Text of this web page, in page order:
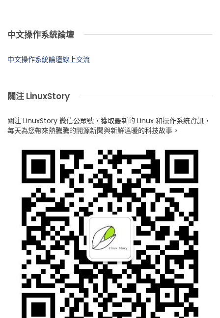
中文操作系統論壇
中文操作系統論壇線上交流
關注 LinuxStory
關注 LinuxStory 微信公眾號，獲取最新的 Linux 和操作系統資訊，
每天為您帶來熱騰騰的開源新聞與新鮮溫暖的科技故事。